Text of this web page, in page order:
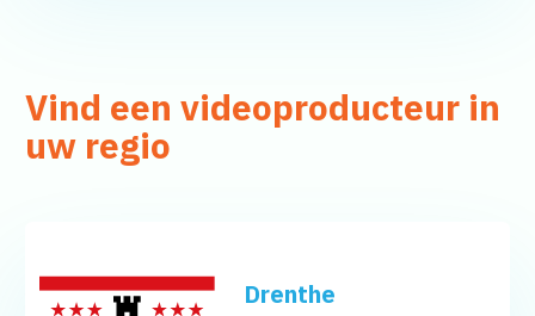
Vind een videoproducteur in
uw regio
Drenthe